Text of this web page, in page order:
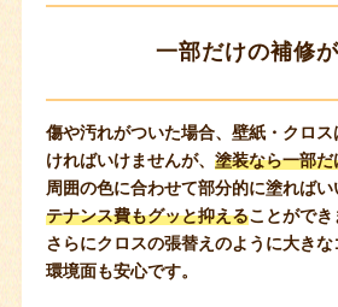
一部だけの補修
傷や汚れがついた場合、壁紙・クロ
ければいけませんが、塗装なら一部
周囲の色に合わせて部分的に塗れば
テナンス費もグッと抑えることができ
さらにクロスの張替えのように大きな
環境面も安心です。